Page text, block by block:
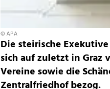
© APA
Die steirische
sich auf zuletzt in Graz
Vereine sowie die
Zentralfriedhof bezog.